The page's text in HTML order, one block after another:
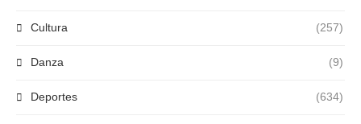
Cultura (257)
Danza (9)
Deportes (634)